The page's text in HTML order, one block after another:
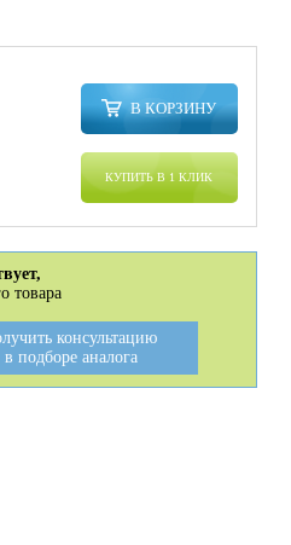
В КОРЗИНУ
КУПИТЬ В 1 КЛИК
товара
консультацию
в подборе аналога